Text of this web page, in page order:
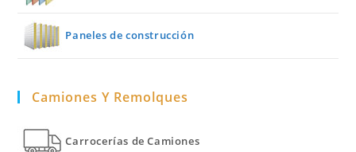
Paneles de construcción
Camiones Y Remolques
Carrocerías de Camiones